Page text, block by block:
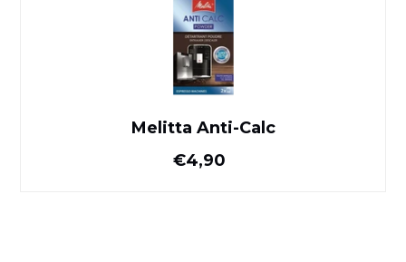
Melitta Anti-Calc
Normale prijs
€4,90